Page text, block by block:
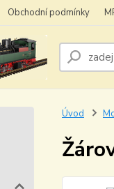
Obchodní podmínky
Úvod